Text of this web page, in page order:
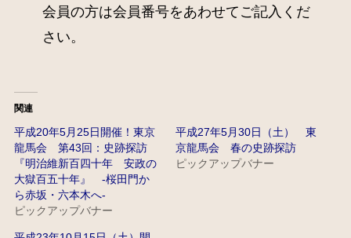
会員の方は会員番号をあわせてご記入くだ
さい。
関連
平成20年5月25日開催！東京
龍馬会 第43回：史跡探訪
『明治維新百四十年 安政の
大獄百五十年』 -桜田門か
ら赤坂・六本木へ-
ピックアップバナー
平成27年5月30日（土） 東
京龍馬会 春の史跡探訪
ピックアップバナー